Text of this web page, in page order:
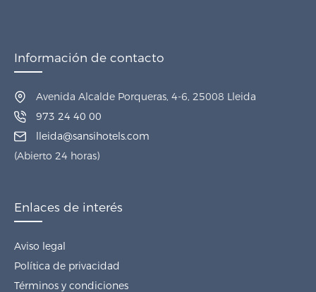
Información de contacto
Avenida Alcalde Porqueras, 4-6, 25008 Lleida
973 24 40 00
lleida@sansihotels.com
(Abierto 24 horas)
Enlaces de interés
Aviso legal
Política de privacidad
Términos y condiciones